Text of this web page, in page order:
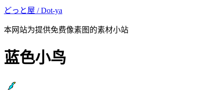
どっと屋 / Dot-ya
本网站为提供免费像素图的素材小站
蓝色小鸟